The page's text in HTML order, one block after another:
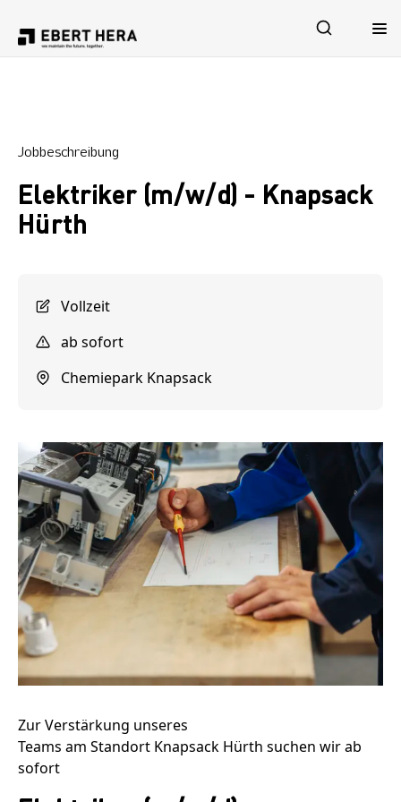
Sicherheit
Unternehmen
Jetzt Kontakt aufnehmen
Jobbeschreibung
Elektriker (m/w/d) - Knapsack
Hürth
Vollzeit
ab sofort
Chemiepark Knapsack
Zur Verstärkung unseres
Teams am Standort Knapsack Hürth suchen wir ab
sofort